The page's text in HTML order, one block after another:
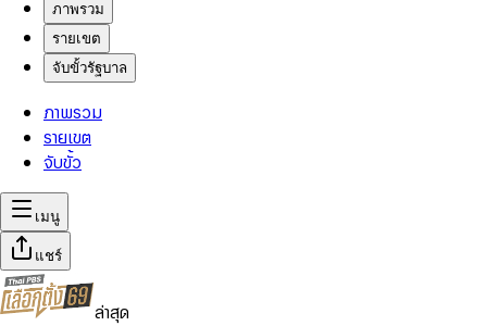
ภาพรวม
รายเขต
จับขั้วรัฐบาล
ภาพรวม
รายเขต
จับขั้ว
เมนู
แชร์
ล่าสุด